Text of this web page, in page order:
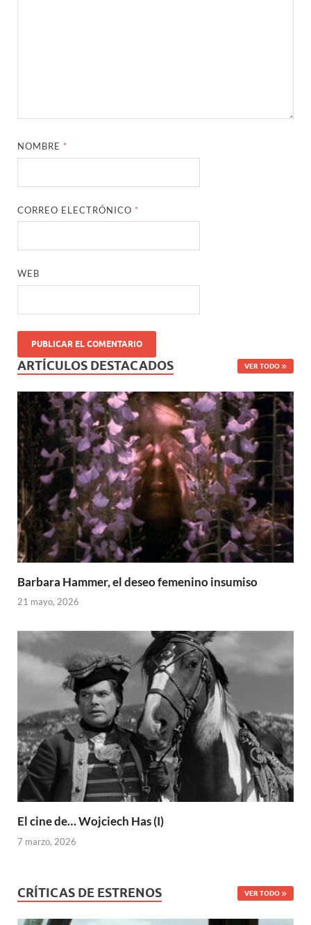
NOMBRE *
CORREO ELECTRÓNICO *
WEB
ARTÍCULOS DESTACADOS VER TODO
Barbara Hammer, el deseo femenino insumiso
21 mayo, 2026
El cine de… Wojciech Has (I)
7 marzo, 2026
CRÍTICAS DE ESTRENOS VER TODO